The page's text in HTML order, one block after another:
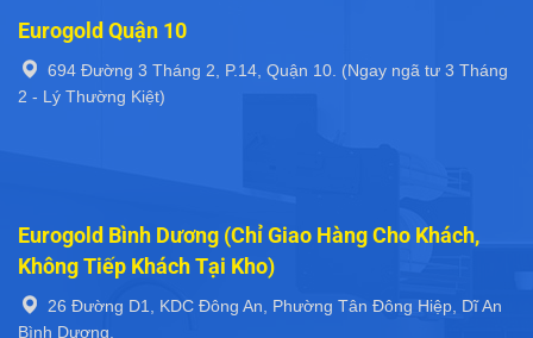
Eurogold Quận 10
694 Đường 3 Tháng 2, P.14, Quận 10. (Ngay ngã tư 3 Tháng
2 - Lý Thường Kiệt)
Eurogold Bình Dương (Chỉ Giao Hàng Cho Khách,
Không Tiếp Khách Tại Kho)
26 Đường D1, KDC Đông An, Phường Tân Đông Hiệp, Dĩ An
Bình Dương.